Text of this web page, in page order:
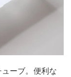
ーブ。便利な